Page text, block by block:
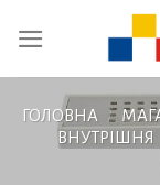
ГОЛОВНА /
ВНУТРІШНЯ